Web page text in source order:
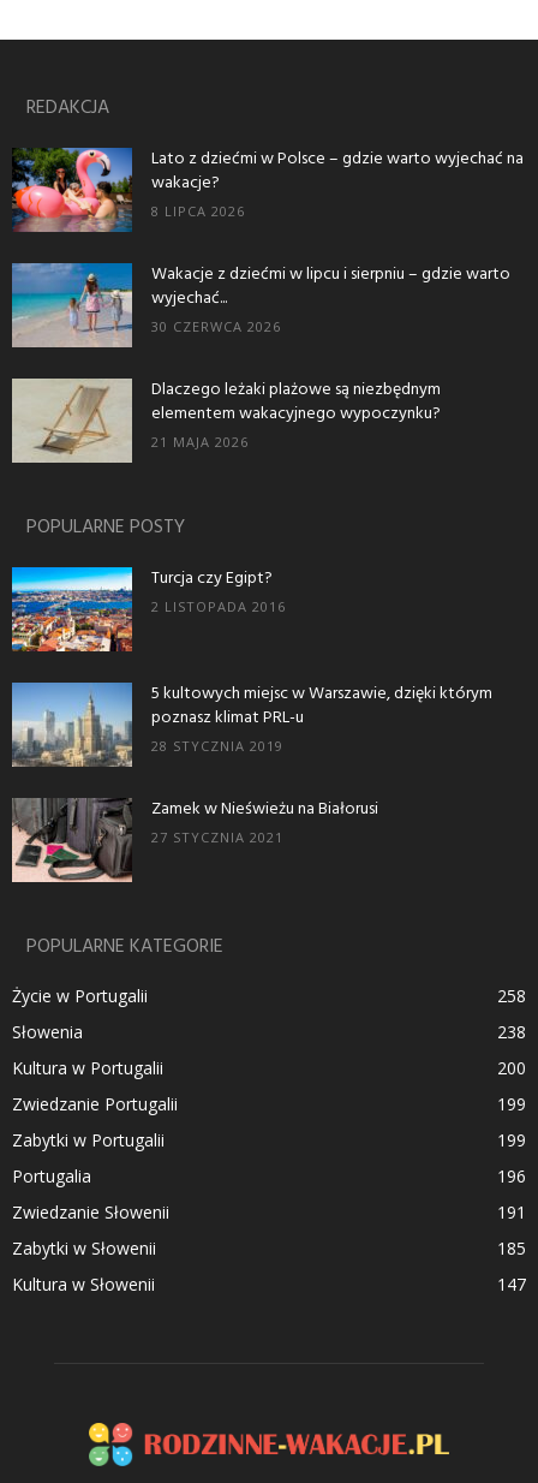
REDAKCJA
Lato z dziećmi w Polsce – gdzie warto wyjechać na
wakacje?
8 LIPCA 2026
Wakacje z dziećmi w lipcu i sierpniu – gdzie warto
wyjechać...
30 CZERWCA 2026
Dlaczego leżaki plażowe są niezbędnym
elementem wakacyjnego wypoczynku?
21 MAJA 2026
POPULARNE POSTY
Turcja czy Egipt?
2 LISTOPADA 2016
5 kultowych miejsc w Warszawie, dzięki którym
poznasz klimat PRL-u
28 STYCZNIA 2019
Zamek w Nieświeżu na Białorusi
27 STYCZNIA 2021
POPULARNE KATEGORIE
Życie w Portugalii
258
Słowenia
238
Kultura w Portugalii
200
Zwiedzanie Portugalii
199
Zabytki w Portugalii
199
Portugalia
196
Zwiedzanie Słowenii
191
Zabytki w Słowenii
185
Kultura w Słowenii
147